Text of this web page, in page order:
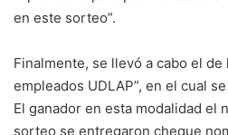
en este sorteo”.
Finalmente, se llevó a cabo el de
empleados UDLAP”, en el cual
El ganador en esta modalidad el
sorteo se entregaron cheque